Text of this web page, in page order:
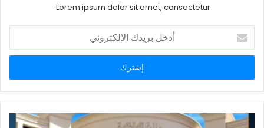
Lorem ipsum dolor sit amet, consectetur.
أدخل
بريدك
الإلكتروني